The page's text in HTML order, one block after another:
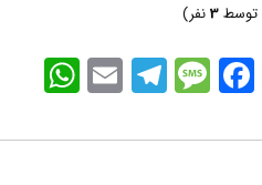
توسط3نفر)
WhatsApp EmailTelegramMessageFacebook